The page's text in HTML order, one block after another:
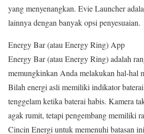
yang menyenangkan. Evie Launcher
lainnya dengan banyak opsi penyesuaian.
Energy Bar (atau Energy Ring) App
Energy Bar (atau Energy Ring) adalah
memungkinkan Anda melakukan hal-hal
Bilah energi asli memiliki indikator
tenggelam ketika baterai habis. Kamera
agak rumit, tetapi pengembang memiliki
Cincin Energi untuk memenuhi batasan